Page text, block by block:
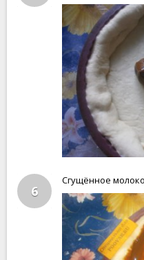
6
Сгущённое